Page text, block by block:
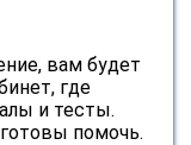
вам будет
где
и тесты.
помочь.